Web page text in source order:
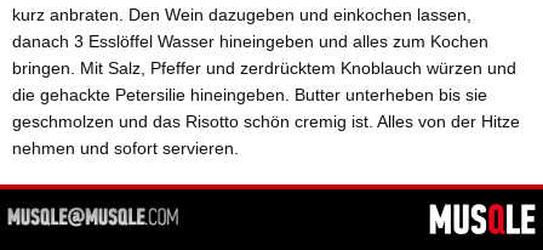
kurz anbraten. Den Wein dazugeben und einkochen lassen,
danach 3 Esslöffel Wasser hineingeben und alles zum Kochen
bringen. Mit Salz, Pfeffer und zerdrücktem Knoblauch würzen und
die gehackte Petersilie hineingeben. Butter unterheben bis sie
geschmolzen und das Risotto schön cremig ist. Alles von der Hitze
nehmen und sofort servieren.